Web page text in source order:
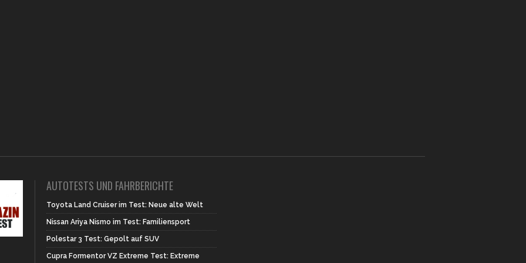
AUTOTESTS UND FAHRBERICHTE
Toyota Land Cruiser im Test: Neue alte Welt
Nissan Ariya Nismo im Test: Familiensport
Polestar 3 Test: Gepolt auf SUV
Cupra Formentor VZ Extreme Test: Extreme